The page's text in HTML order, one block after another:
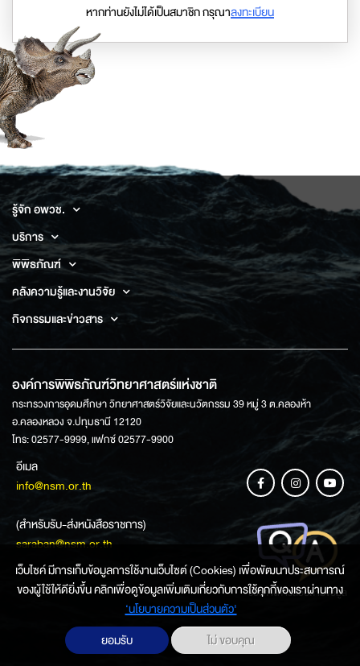
หากท่านยังไม่ได้เป็นสมาชิก กรุณาลงทะเบียน
รู้จัก อพวช.
บริการ
พิพิธภัณฑ์
คลังความรู้และงานวิจัย
กิจกรรมและข่าวสาร
องค์การพิพิธภัณฑ์วิทยาศาสตร์แห่งชาติ
กระทรวงการอุดมศึกษา วิทยาศาสตร์วิจัยและนวัตกรรม 39 หมู่ 3 ต.คลองห้า
อ.คลองหลวง จ.ปทุมธานี 12120
โทร: 02577-9999, แฟกซ์ 02577-9900
อีเมล
info@nsm.or.th
(สำหรับรับ-ส่งหนังสือราชการ)
saraban@nsm.or.th
ช่องทางการสอบถามข้อมูล
เว็บไซค์ มีการเก็บข้อมูลการใช้งานเว็บไซต์ (Cookies) เพื่อพัฒนาประสบการณ์
ของผู้ใช้ให้ดียิ่งขึ้น คลิกเพื่อดูข้อมูลเพิ่มเติมเกี่ยวกับการใช้คุกกี้ของเราผ่านทาง
‘นโยบายความเป็นส่วนตัว'
ยอมรับ
ไม่ ขอบคุณ